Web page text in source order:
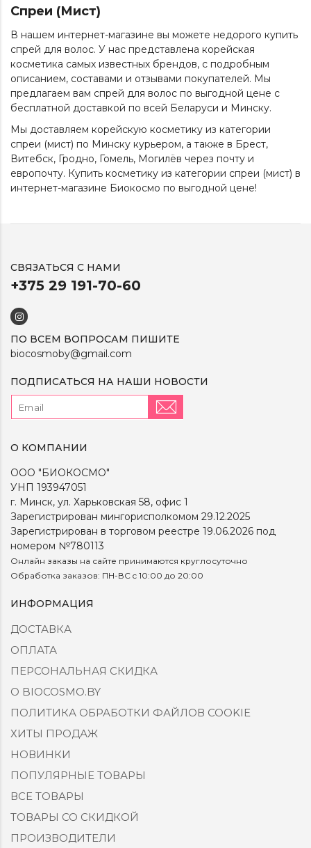
Спреи (Мист)
В нашем интернет-магазине вы можете недорого купить
спрей для волос. У нас представлена корейская
косметика самых известных брендов, с подробным
описанием, составами и отзывами покупателей. Мы
предлагаем вам спрей для волос по выгодной цене с
бесплатной доставкой по всей Беларуси и Минску.
Мы доставляем корейскую косметику из категории
спреи (мист) по Минску курьером, а также в Брест,
Витебск, Гродно, Гомель, Могилёв через почту и
европочту. Купить косметику из категории спреи (мист) в
интернет-магазине Биокосмо по выгодной цене!
СВЯЗАТЬСЯ С НАМИ
+375 29 191-70-60
ПО ВСЕМ ВОПРОСАМ ПИШИТЕ
biocosmoby@gmail.com
ПОДПИСАТЬСЯ НА НАШИ НОВОСТИ
О КОМПАНИИ
ООО "БИОКОСМО"
УНП 193947051
г. Минск, ул. Харьковская 58, офис 1
Зарегистрирован мингорисполкомом 29.12.2025
Зарегистрирован в торговом реестре 19.06.2026 под
номером №780113
Онлайн заказы на сайте принимаются круглосуточно
Обработка заказов: ПН-ВС c 10:00 до 20:00
ИНФОРМАЦИЯ
ДОСТАВКА
ОПЛАТА
ПЕРСОНАЛЬНАЯ СКИДКА
О BIOCOSMO.BY
ПОЛИТИКА ОБРАБОТКИ ФАЙЛОВ COOKIE
ХИТЫ ПРОДАЖ
НОВИНКИ
ПОПУЛЯРНЫЕ ТОВАРЫ
ВСЕ ТОВАРЫ
ТОВАРЫ СО СКИДКОЙ
ПРОИЗВОДИТЕЛИ